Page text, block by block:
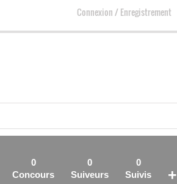
Connexion/Enregistrement
0
Concours
0
Suiveurs
0
Suivis
+